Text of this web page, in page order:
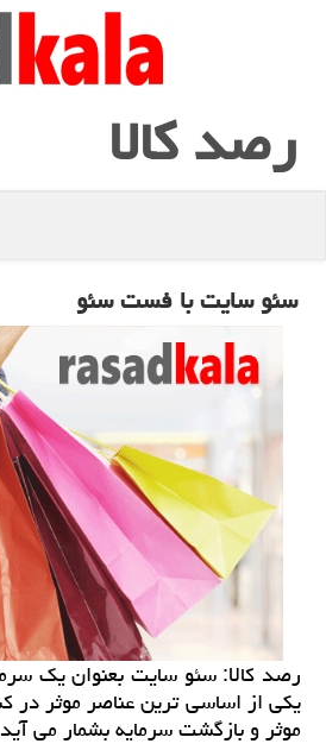
رصد كالا
سئو سایت با فست سئو
رصد كالا: سئو سایت بعنوان یك
یكی از اساسی ترین عناصر موثر در
موثر و بازگشت سرمایه بشمار می